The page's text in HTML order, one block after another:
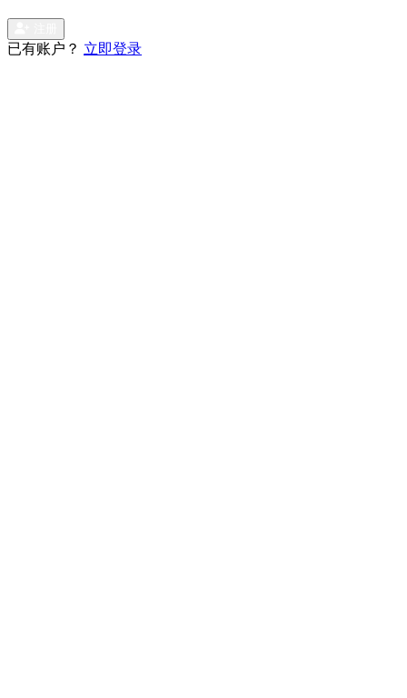
已有账户？ 立即登录